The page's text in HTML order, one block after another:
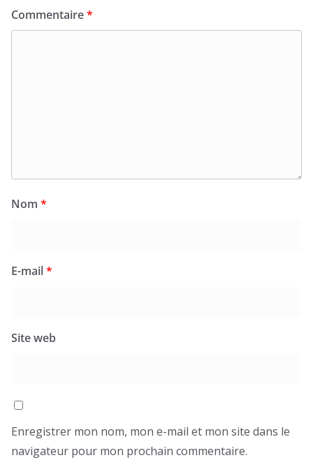
Commentaire*
Nom *
E-mail*
Site web
Enregistrer mon nom, mon e-mail et mon site dans le
navigateur pour mon prochain commentaire.